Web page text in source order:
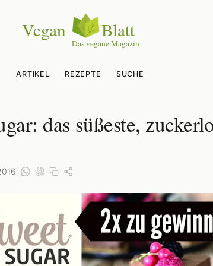
ARTIKEL REZEPTE SUCHE
das süßeste,